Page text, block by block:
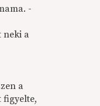
-
neki a
a
figyelte,